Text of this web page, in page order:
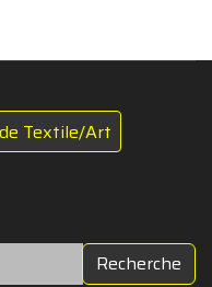
Textile/Art
Recherche